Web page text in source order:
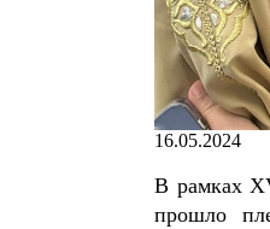
16.05.2024
В рамках
прошло